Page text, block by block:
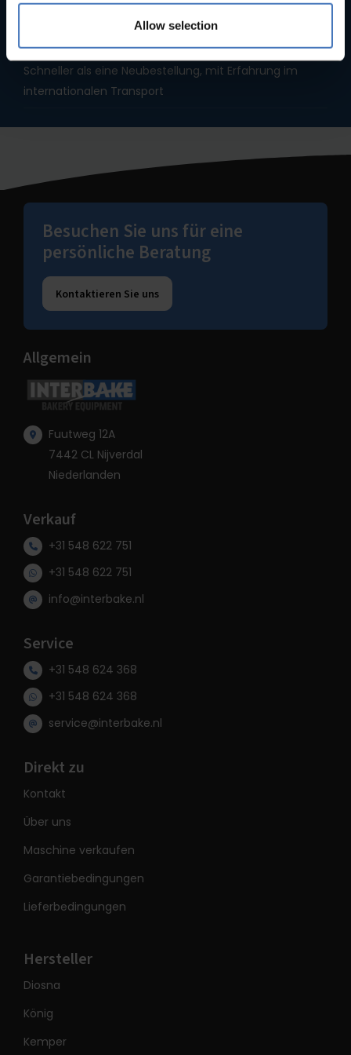
Allow selection
Schnelle Lieferzeiten
Schneller als eine Neubestellung, mit Erfahrung im
internationalen Transport
Besuchen Sie uns für eine
persönliche Beratung
Kontaktieren Sie uns
Allgemein
Fuutweg 12A
7442 CL Nijverdal
Niederlanden
Verkauf
+31 548 622 751
+31 548 622 751
info@interbake.nl
Service
+31 548 624 368
+31 548 624 368
service@interbake.nl
Direkt zu
Kontakt
Über uns
Maschine verkaufen
Garantiebedingungen
Lieferbedingungen
Hersteller
Diosna
König
Kemper